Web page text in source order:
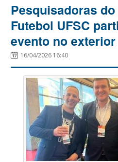
Pesquisadoras do
Futebol UFSC
evento no exterior
16/04/2026 16:40